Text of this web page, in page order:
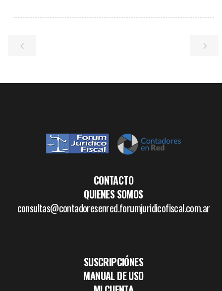
CONTACTO
QUIENES SOMOS
consultas@contadoresenred.forumjuridicofiscal.com.ar
SUSCRIPCIÓNES
MANUAL DE USO